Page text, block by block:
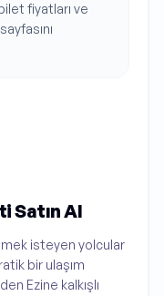
fiyatları ve
Satın Al
isteyen yolcular
bir ulaşım
Ezine kalkışlı